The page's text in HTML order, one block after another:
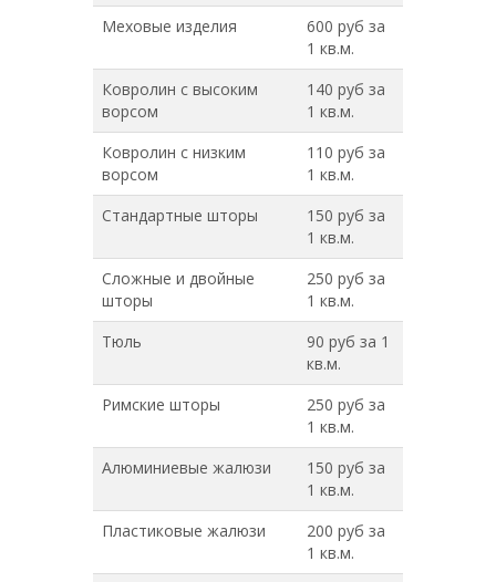
Меховые изделия
600 руб за
1 кв.м.
Ковролин с высоким
ворсом
140 руб за
1 кв.м.
Ковролин с низким
ворсом
110 руб за
1 кв.м.
Стандартные шторы
150 руб за
1 кв.м.
Сложные и двойные
шторы
250 руб за
1 кв.м.
Тюль
90 руб за 1
кв.м.
Римские шторы
250 руб за
1 кв.м.
Алюминиевые жалюзи
150 руб за
1 кв.м.
Пластиковые жалюзи
200 руб за
1 кв.м.